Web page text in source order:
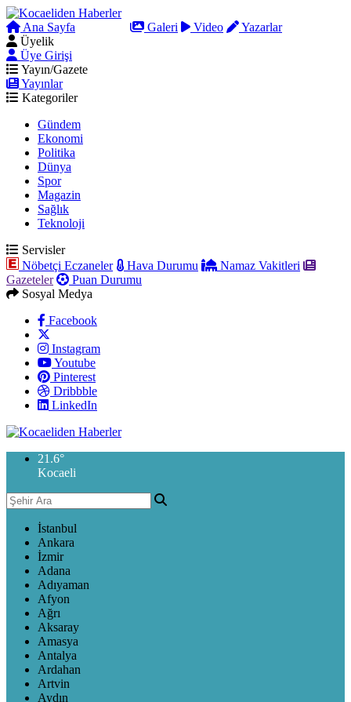
Ana Sayfa Galeri Video
Yazarlar
Üyelik
Üye Girişi
Yayın/Gazete
Yayınlar
Kategoriler
Gündem
Ekonomi
Politika
Dünya
Spor
Magazin
Sağlık
Teknoloji
Servisler
Nöbetçi Eczaneler
Hava Durumu
Namaz Vakitleri
Gazeteler
Puan Durumu
Sosyal Medya
Facebook
Instagram
Youtube
Pinterest
Dribbble
LinkedIn
21.6°
Kocaeli
İstanbul
Ankara
İzmir
Adana
Adıyaman
Afyon
Ağrı
Aksaray
Amasya
Antalya
Ardahan
Artvin
Aydın